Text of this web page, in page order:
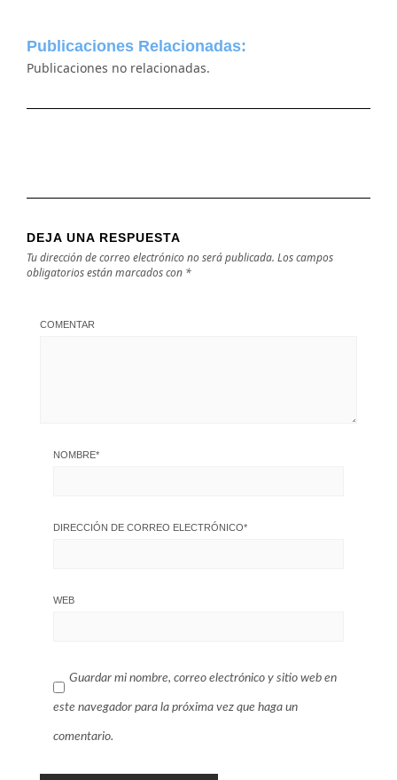
Publicaciones Relacionadas:
Publicaciones no relacionadas.
DEJA UNA RESPUESTA
Tu dirección de correo electrónico no será publicada. Los campos
obligatorios están marcados con *
COMENTAR
NOMBRE*
DIRECCIÓN DE CORREO ELECTRÓNICO*
WEB
Guardar mi nombre, correo electrónico y sitio web en
este navegador para la próxima vez que haga un
comentario.